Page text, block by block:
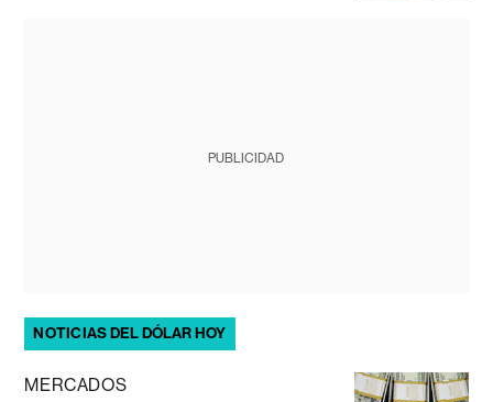
PUBLICIDAD
NOTICIAS DEL DÓLAR HOY
MERCADOS